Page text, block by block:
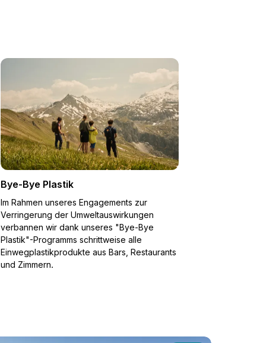
Bye-Bye Plastik
Im Rahmen unseres Engagements zur
Verringerung der Umweltauswirkungen
verbannen wir dank unseres "Bye-Bye
Plastik"-Programms schrittweise alle
Einwegplastikprodukte aus Bars, Restaurants
und Zimmern.